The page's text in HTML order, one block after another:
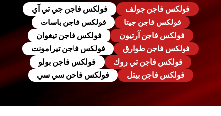
فولكس فاجن جولف
فولكس فاجن جي تي آي
فولكس فاجن جيتا
فولكس فاجن باسات
فولكس فاجن آرتيون
فولكس فاجن تيغوان
فولكس فاجن طوارق
فولكس فاجن تيرامونت
فولكس فاجن تي روك
فولكس فاجن بولو
فولكس فاجن بيتل
فولكس فاجن سي سي